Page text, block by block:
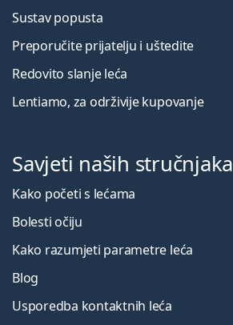
Sustav popusta
Preporučite prijatelju i uštedite
Redovito slanje leća
Lentiamo, za održivije kupovanje
Savjeti naših stručnjaka
Kako početi s lećama
Bolesti očiju
Kako razumjeti parametre leća
Blog
Usporedba kontaktnih leća